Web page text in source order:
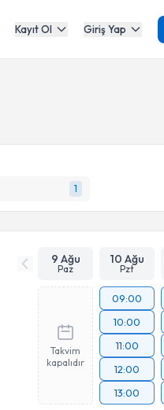
Kayıt Ol Giriş Yap
1
9 Ağu
Paz
10 Ağu
Pzt
Takvim
kapalıdır
09:00
10:00
11:00
12:00
13:00